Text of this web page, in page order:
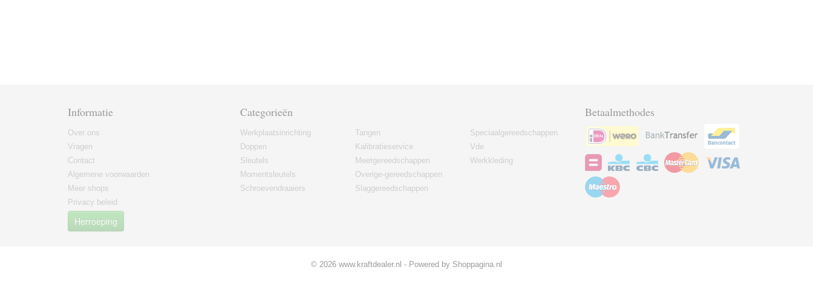
Informatie
Over ons
Vragen
Contact
Algemene voorwaarden
Meer shops
Privacy beleid
Herroeping
Categorieën
Werkplaatsinrichting
Doppen
Sleutels
Momentsleutels
Schroevendraaiers
Tangen
Kalibratieservice
Meetgereedschappen
Overige-gereedschappen
Slaggereedschappen
Speciaalgereedschappen
Vde
Werkkleding
Betaalmethodes
© 2026 www.kraftdealer.nl - Powered by Shoppagina.nl